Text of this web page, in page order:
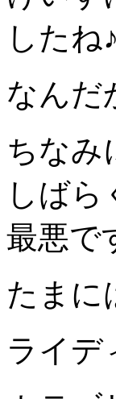
したね♪
なんだ
ちなみ
しばら
最悪で
たまに
ライデ